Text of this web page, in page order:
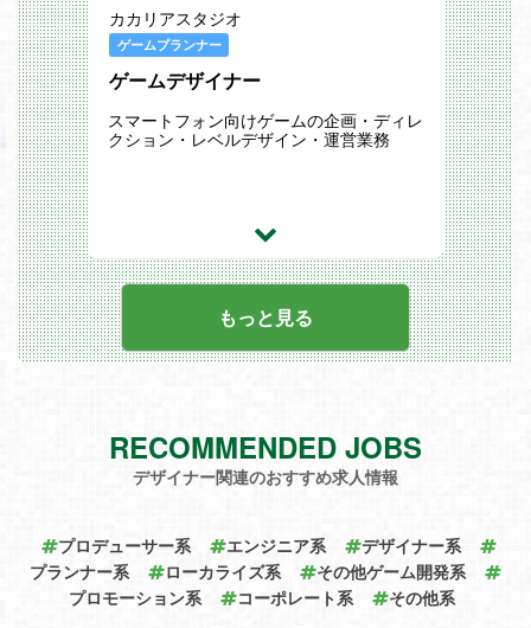
合をどこまで寄せるか】
https://note.com/happyelements/n/nc5ab9
5577a38
※外部リンク
カカリアスタジオ
ゲームプランナー
ゲームデザイナー
スマートフォン向けゲームの企画・ディレ
クション・レベルデザイン・運営業務
もっと見る
RECOMMENDED JOBS
デザイナー関連のおすすめ求人情報
プロデューサー系 エンジニア系
デザイナー系
プランナー系
ローカライズ系
その他ゲーム開発系
プロモーション系
コーポレート系 その他系